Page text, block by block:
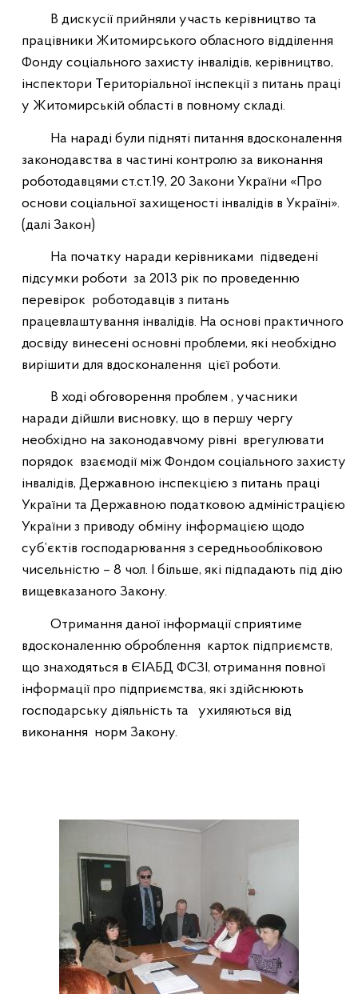
В дискусії прийняли участь керівництво та
працівники Житомирського обласного відділення
Фонду соціального захисту інвалідів, керівництво,
інспектори Територіальної інспекції з питань праці
у Житомирській області в повному складі.
На нараді були підняті питання вдосконалення
законодавства в частині контролю за виконання
роботодавцями ст.ст.19, 20 Закони України «Про
основи соціальної захищеності інвалідів в Україні».
(далі Закон)
На початку наради керівниками підведені
підсумки роботи за 2013 рік по проведенню
перевірок роботодавців з питань
працевлаштування інвалідів. На основі практичного
досвіду винесені основні проблеми, які необхідно
вирішити для вдосконалення цієї роботи.
В ході обговорення проблем , учасники
наради дійшли висновку, що в першу чергу
необхідно на законодавчому рівні врегулювати
порядок взаємодії між Фондом соціального захисту
інвалідів, Державною інспекцією з питань праці
України та Державною податковою адміністрацією
України з приводу обміну інформацією щодо
суб’єктів господарювання з середньообліковою
чисельністю – 8 чол. І більше, які підпадають під дію
вищевказаного Закону.
Отримання даної інформації сприятиме
вдосконаленню оброблення карток підприємств,
що знаходяться в ЄІАБД ФСЗІ, отримання повної
інформації про підприємства, які здійснюють
господарську діяльність та
ухиляються від
виконання норм Закону.